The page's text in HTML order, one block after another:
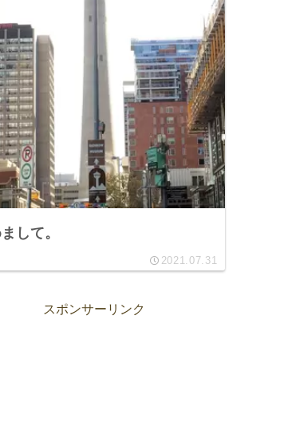
して。
2021.07.31
スポンサーリンク